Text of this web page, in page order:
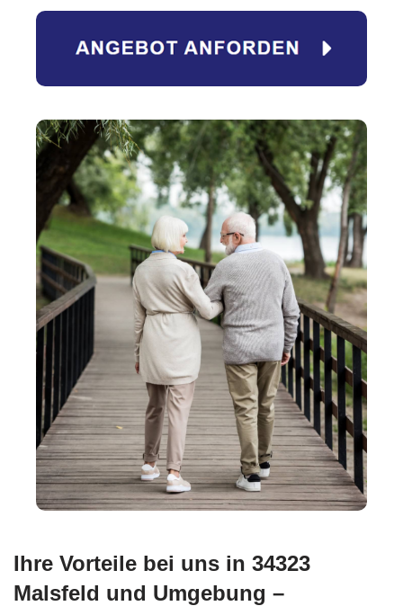
Ihre Vorteile bei uns in 34323
Malsfeld und Umgebung –